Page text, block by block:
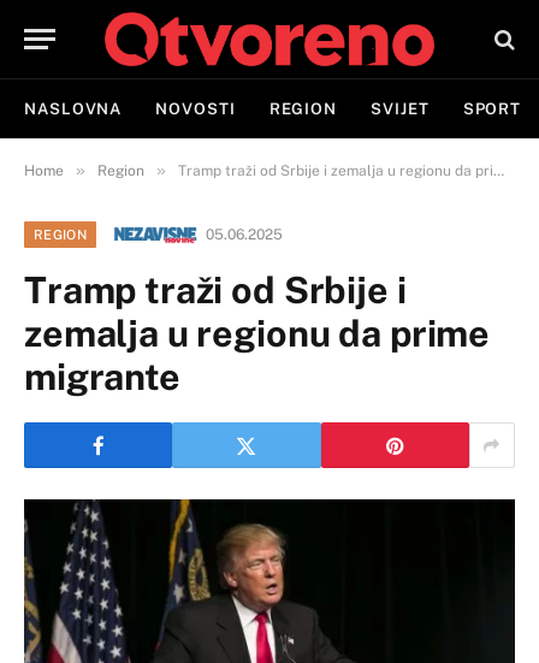
NASLOVNA NOVOSTI REGION SVIJET SPORT
Home » Region » Tramp traži od Srbije i zemalja u regionu da prime migrante
REGION 05.06.2025
Tramp traži od Srbije i
zemalja u regionu da prime
migrante